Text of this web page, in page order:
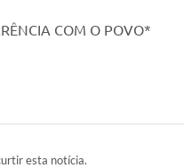
COM O POVO*
esta notícia.